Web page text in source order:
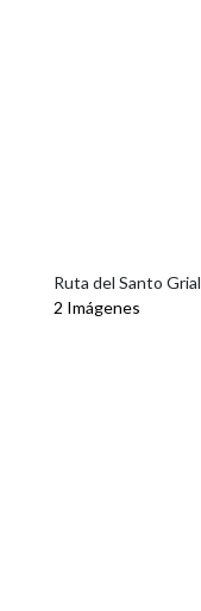
Ruta del Santo Grial
2 Imágenes